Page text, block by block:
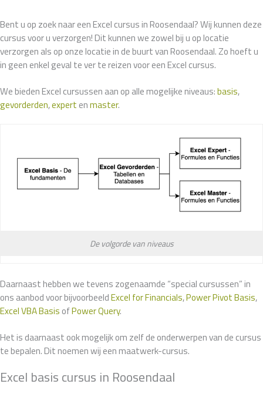
Bent u op zoek naar een Excel cursus in Roosendaal? Wij kunnen deze
cursus voor u verzorgen! Dit kunnen we zowel bij u op locatie
verzorgen als op onze locatie in de buurt van Roosendaal. Zo hoeft u
in geen enkel geval te ver te reizen voor een Excel cursus.
We bieden Excel cursussen aan op alle mogelijke niveaus:basis,
gevorderden,expert enmaster.
De volgorde van niveaus
Daarnaast hebben we tevens zogenaamde “special cursussen” in
ons aanbod voor bijvoorbeeldExcel for Financials,Power Pivot Basis,
Excel VBA Basis ofPower Query.
Het is daarnaast ook mogelijk om zelf de onderwerpen van de cursus
te bepalen. Dit noemen wij een maatwerk-cursus.
Excel basis cursus in Roosendaal